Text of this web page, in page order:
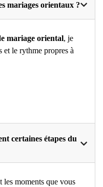
mariages orientaux ?
mariage oriental, je
et le rythme propres à
certaines étapes du
les moments que vous